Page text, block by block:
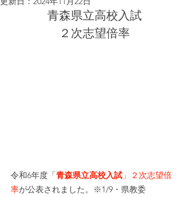
青森県立高校入試
２次志望倍率
令和6年度「青森県立高校入試 」２次志望倍
率が公表されました。※1/9・県教委